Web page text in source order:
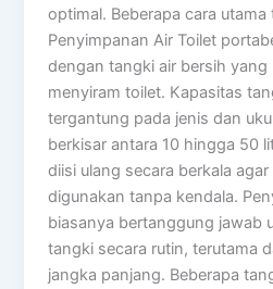
optimal. Beberapa cara utama
Penyimpanan Air Toilet
dengan tangki air bersih
menyiram toilet. Kapasitas
tergantung pada jenis dan
berkisar antara 10 hingga 50
diisi ulang secara berkala
digunakan tanpa kendala.
biasanya bertanggung jawab
tangki secara rutin, terutama
jangka panjang. Beberapa